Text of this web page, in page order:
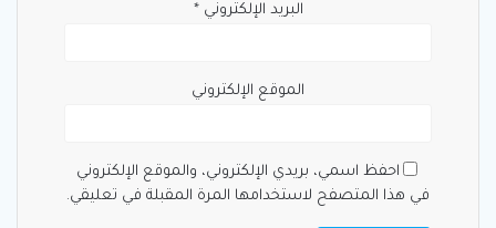
البريد الإلكتروني*
الموقع الإلكتروني
احفظ اسمي، بريدي الإلكتروني، والموقع الإلكتروني
في هذا المتصفح لاستخدامها المرة المقبلة في تعليقي.